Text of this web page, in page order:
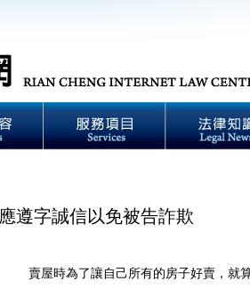
遵字誠信以免被告詐欺
賣屋時為了讓自己所有的房子好賣，就算